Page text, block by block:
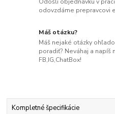
odovzdáme prepravcovi
Máš otázku?
Máš nejaké otázky
poradiť? Neváhaj a
FB,IG,ChatBox!
Kompletné špecifikácie